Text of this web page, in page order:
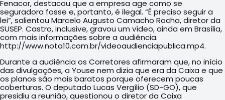
Fenacor, destacou que a empresa age como se
seguradora fosse e, portanto, é ilegal. “É preciso seguir a
lei”, salientou Marcelo Augusto Camacho Rocha, diretor da
SUSEP. Castro, inclusive, gravou um vídeo, ainda em Brasília,
com mais informações sobre a audiência.
http://www.nota10.com.br/videoaudienciapublica.mp4.
Durante a audiência os Corretores afirmaram que, no início
das divulgações, a Youse nem dizia que era da Caixa e que
os planos são mais baratos porque oferecem poucas
coberturas. O deputado Lucas Vergílio (SD-GO), que
presidiu a reunião, questionou o diretor da Caixa